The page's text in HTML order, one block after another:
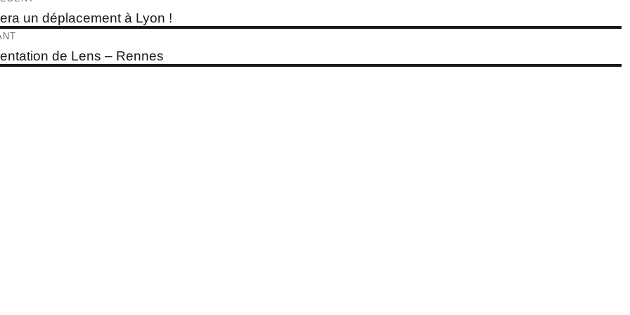
:
un déplacement à Lyon !
:
de Lens – Rennes